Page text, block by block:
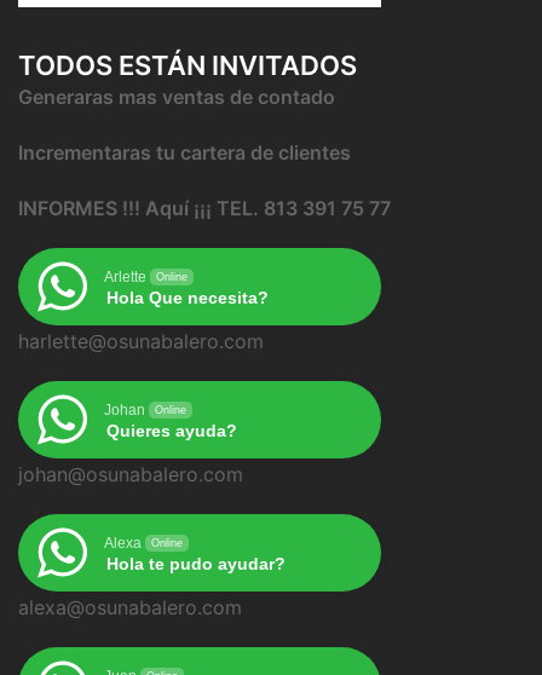
TODOS ESTÁN INVITADOS
Generaras mas ventas de contado
Incrementaras tu cartera de clientes
INFORMES !!! Aquí ¡¡¡ TEL. 813 391 75 77
Arlette Online
Hola Que necesita?
harlette@osunabalero.com
Johan Online
Quieres ayuda?
johan@osunabalero.com
Alexa Online
Hola te pudo ayudar?
alexa@osunabalero.com